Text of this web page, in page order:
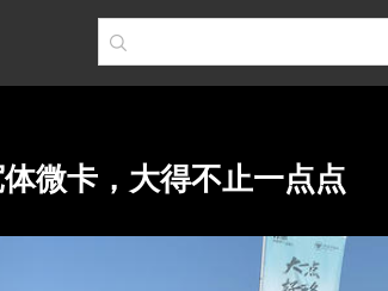
微卡，大得不止一点点